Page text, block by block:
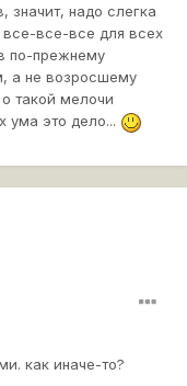
значит, надо слегка
все-все-все для всех
по-прежнему
а не возросшему
такой мелочи
ума это дело...
как иначе-то?